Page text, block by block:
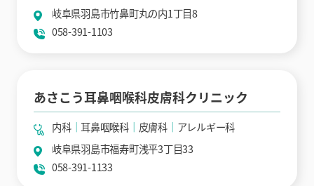
岐阜県羽島市竹鼻町丸の内1丁目8
058-391-1103
あさこう耳鼻咽喉科皮膚科クリニック
内科 耳鼻咽喉科 皮膚科
アレルギー科
岐阜県羽島市福寿町浅平3丁目33
058-391-1133